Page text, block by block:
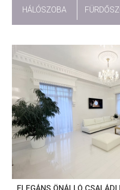
HÁLÓSZOBA
ELEGÁNS ÖNÁLLÓ